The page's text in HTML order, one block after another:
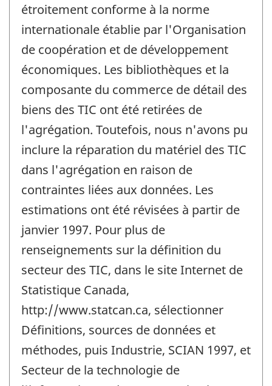
étroitement conforme à la norme
internationale établie par l'Organisation
de coopération et de développement
économiques. Les bibliothèques et la
composante du commerce de détail des
biens des TIC ont été retirées de
l'agrégation. Toutefois, nous n'avons pu
inclure la réparation du matériel des TIC
dans l'agrégation en raison de
contraintes liées aux données. Les
estimations ont été révisées à partir de
janvier 1997. Pour plus de
renseignements sur la définition du
secteur des TIC, dans le site Internet de
Statistique Canada,
http://www.statcan.ca, sélectionner
Définitions, sources de données et
méthodes, puis Industrie, SCIAN 1997, et
Secteur de la technologie de